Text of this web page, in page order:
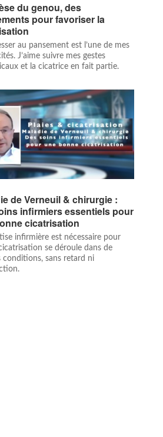
du genou, des
pour favoriser la
au pansement est l’une de mes
J’aime suivre mes gestes
et la cicatrice en fait partie.
de Verneuil & chirurgie :
infirmiers essentiels pour
cicatrisation
infirmière est nécessaire pour
se déroule dans de
conditions, sans retard ni